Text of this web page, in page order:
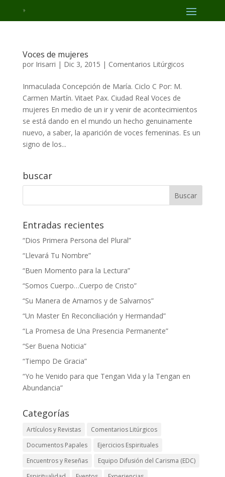
Voces de mujeres
por Irisarri | Dic 3, 2015 | Comentarios Litúrgicos
Inmaculada Concepción de María. Ciclo C Por: M.
Carmen Martín. Vitaet Pax. Ciudad Real Voces de
mujeres En medio de un ir y venir de acontecimientos
se está dando en el mundo un hecho genuinamente
nuevo, a saber, la aparición de voces femeninas. Es un
signo de los...
buscar
Entradas recientes
“Dios Primera Persona del Plural”
“Llevará Tu Nombre”
“Buen Momento para la Lectura”
“Somos Cuerpo…Cuerpo de Cristo”
“Su Manera de Amarnos y de Salvarnos”
“Un Master En Reconciliación y Hermandad”
“La Promesa de Una Presencia Permanente”
“Ser Buena Noticia”
“Tiempo De Gracia”
“Yo he Venido para que Tengan Vida y la Tengan en
Abundancia”
Categorías
Artículos y Revistas
Comentarios Litúrgicos
Documentos Papales
Ejercicios Espirituales
Encuentros y Reseñas
Equipo Difusión del Carisma (EDC)